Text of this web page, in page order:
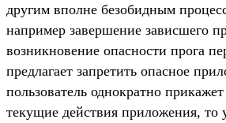
другим вполне безобидным
например завершение зависшего
возникновение опасности прога
предлагает запретить опасное
пользователь однократно
текущие действия приложения, то